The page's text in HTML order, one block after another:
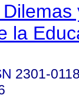
la
2301-